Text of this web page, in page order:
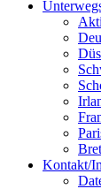
Kontakt/